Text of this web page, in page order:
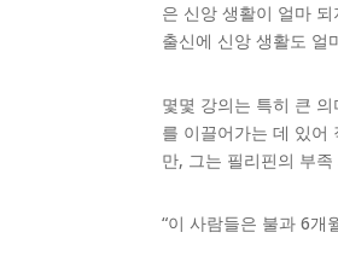
은 신앙 생활이 얼마
출신에 신앙 생활도 얼
몇몇 강의는 특히 큰
를 이끌어가는 데 있어
만, 그는 필리핀의 부
“이 사람들은 불과 6개